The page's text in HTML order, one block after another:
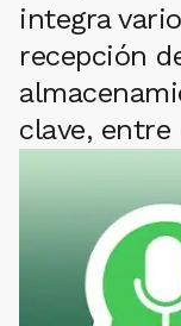
integra
recepción
clave,